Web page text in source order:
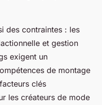
des contraintes : les
et gestion
exigent un
de montage
clés
les créateurs de mode